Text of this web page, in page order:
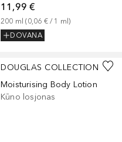
11,99 €
200 ml (0,06 € / 1 ml)
DOVANA
DOUGLAS COLLECTION
Moisturising Body Lotion
Kūno losjonas